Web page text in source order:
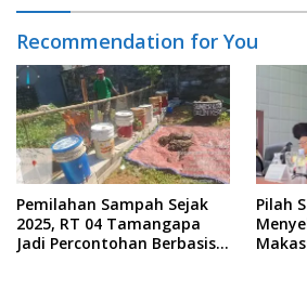
Recommendation for You
Pemilahan Sampah Sejak
2025, RT 04 Tamangapa
Jadi Percontohan Berbasis
Pilah